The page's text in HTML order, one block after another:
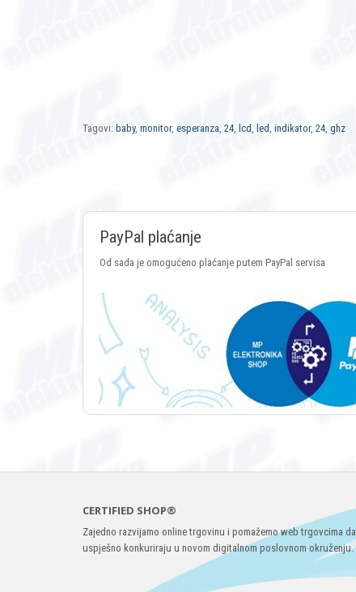
Tagovi: baby, monitor, esperanza, 24, lcd, led, indikator, 24, ghz
PayPal plaćanje
Od sada je omogućeno plaćanje putem PayPal servisa
CERTIFIED SHOP®
Zajedno razvijamo online trgovinu i pomažemo web trgovcima da
uspješno konkuriraju u novom digitalnom poslovnom okruženju.